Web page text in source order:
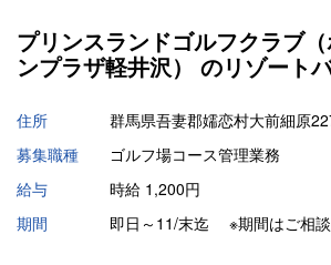
プリンスランドゴルフクラブ
ンプラザ軽井沢） のリゾート
住所
群馬県吾妻郡嬬恋村大前細原
募集職種
ゴルフ場コース管理業務
給与
時給 1,200円
期間
即日～11/末迄 ※期間はご相